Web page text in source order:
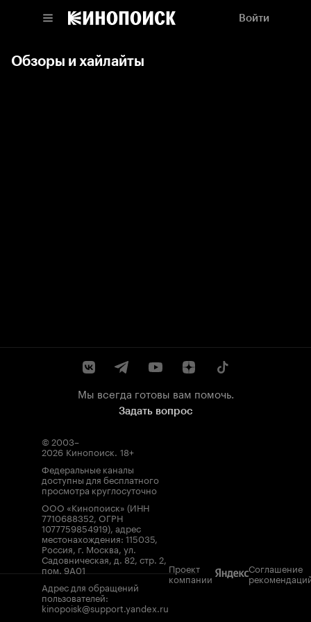
Войти
Обзоры и хайлайты
Мы всегда готовы вам помочь.
Задать вопрос
© 2003–
2026 Кинопоиск. 18+
Федеральные каналы
доступны для бесплатного
просмотра круглосуточно
ООО «Кинопоиск» (ИНН
7710688352, ОГРН
1077759854919), адрес
местонахождения: 115035,
Россия, г. Москва, ул.
Садовническая, д. 82, стр. 2,
пом. 9А01
Адрес для обращений
пользователей:
kinopoisk@support.yandex.ru
Проект
компании
Соглашение